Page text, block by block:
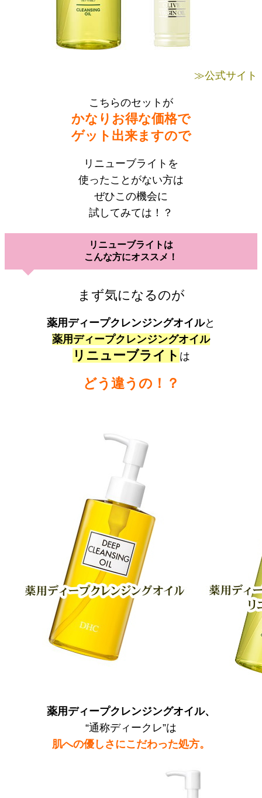
≫公式サイト
こちらのセットが
かなりお得な価格で
ゲット出来ますので
リニューブライトを
使ったことがない方は
ぜひこの機会に
試してみては！？
リニューブライトは
こんな方にオススメ！
まず気になるのが
薬用ディープクレンジングオイルと
薬用ディープクレンジングオイル
リニューブライト は
どう違うの！？
薬用ディープクレンジングオイル、
“通称ディークレ”は
肌への優しさにこだわった処方。